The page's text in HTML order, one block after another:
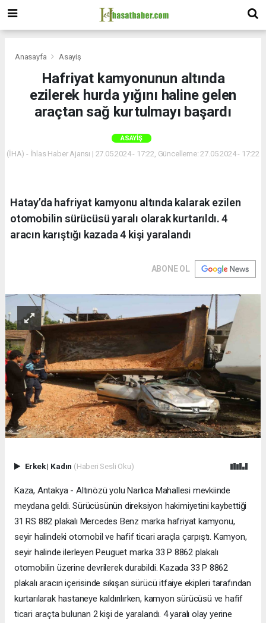
Anasayfa Asayiş
Hafriyat kamyonunun altında
ezilerek hurda yığını haline gelen
araçtan sağ kurtulmayı başardı
ASAYIŞ
(İHA) - İhlas Haber Ajansı | 27.05.2024 - 17:22, Güncelleme: 27.05.2024 - 17:22
Hatay’da hafriyat kamyonu altında kalarak ezilen
otomobilin sürücüsü yaralı olarak kurtarıldı. 4
aracın karıştığı kazada 4 kişi yaralandı
ABONE OL
Erkek| Kadın (Haberi Sesli Oku)
Kaza, Antakya - Altınözü yolu Narlıca Mahallesi mevkiinde
meydana geldi. Sürücüsünün direksiyon hakimiyetini kaybettiği
31 RS 882 plakalı Mercedes Benz marka hafriyat kamyonu,
seyir halindeki otomobil ve hafif ticari araçla çarpıştı. Kamyon,
seyir halinde ilerleyen Peuguet marka 33 P 8862 plakalı
otomobilin üzerine devrilerek durabildi. Kazada 33 P 8862
plakalı aracın içerisinde sıkışan sürücü itfaiye ekipleri tarafından
kurtarılarak hastaneye kaldırılırken, kamyon sürücüsü ve hafif
ticari araçta bulunan 2 kişi de yaralandı. 4 yaralı olay yerine